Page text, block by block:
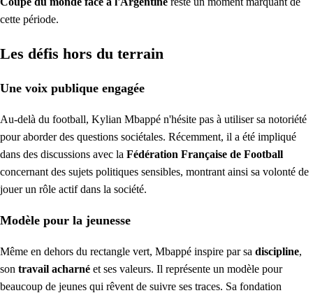
cette période.
Les défis hors du terrain
Une voix publique engagée
Au-delà du football, Kylian Mbappé n'hésite pas à utiliser sa notoriété
pour aborder des questions sociétales. Récemment, il a été impliqué
dans des discussions avec la Fédération Française de Football
concernant des sujets politiques sensibles, montrant ainsi sa volonté de
jouer un rôle actif dans la société.
Modèle pour la jeunesse
Même en dehors du rectangle vert, Mbappé inspire par sa discipline,
son travail acharné et ses valeurs. Il représente un modèle pour
beaucoup de jeunes qui rêvent de suivre ses traces. Sa fondation